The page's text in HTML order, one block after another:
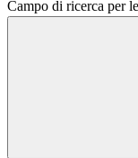
Campo di ricerca per